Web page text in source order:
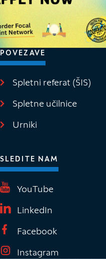
POVEZAVE
Spletni referat (ŠIS)
Spletne učilnice
Urniki
SLEDITE NAM
YouTube
LinkedIn
Facebook
Instagram